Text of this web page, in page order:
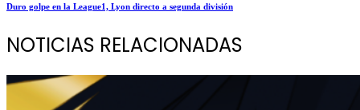
Duro golpe en la League1, Lyon directo a segunda división
NOTICIAS RELACIONADAS